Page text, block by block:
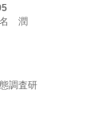
名 潤
調査研